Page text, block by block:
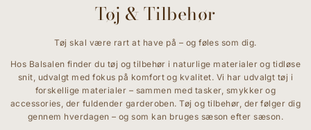
Tøj & Tilbehør
Tøj skal være rart at have på – og føles som dig.
Hos Balsalen finder du tøj og tilbehør i naturlige materialer og tidløse
snit, udvalgt med fokus på komfort og kvalitet. Vi har udvalgt tøj i
forskellige materialer – sammen med tasker, smykker og
accessories, der fuldender garderoben. Tøj og tilbehør, der følger dig
gennem hverdagen – og som kan bruges sæson efter sæson.